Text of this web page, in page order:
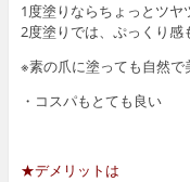
1度塗りならちょっとツヤ
2度塗りでは、ぷっくり感
※素の爪に塗っても自然で
・コスパもとても良い
★デメリットは